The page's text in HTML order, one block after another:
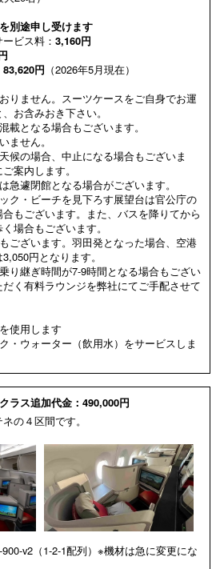
別途申し受けます
ビス料： 3,160円
83,620円 （2026年5月現在）
りません。スーツケースをご自身でお運
お含みおき下さい。
載となる場合もございます。
ません。
候の場合、中止になる場合もございま
案内します。
急遽閉館となる場合がございます。
ク・ビーチを見下ろす展望台は官公庁の
もございます。また、バスを降りてから
場合もございます。
ございます。羽田発となった場合、空港
円となります。
り継ぎ時間が7-9時間となる場合もござい
く有料ラウンジを弊社にてご手配させて
使用します
・ウォーター（飲用水）をサービスしま
ラス追加代金：490,000円
の４区間です。
v2（1-2-1配列）※機材は急に変更にな